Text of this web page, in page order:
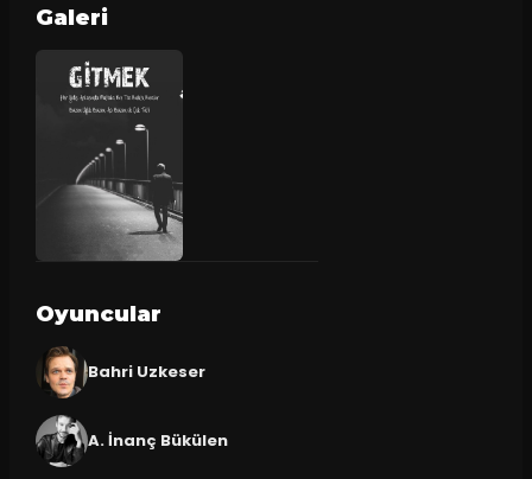
Galeri
Oyuncular
Bahri Uzkeser
A. İnanç Bükülen